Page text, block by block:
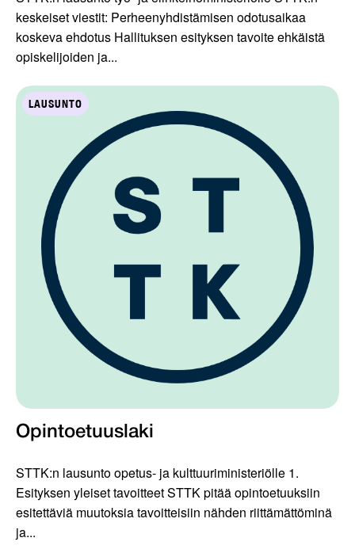
keskeiset viestit: Perheenyhdistämisen odotusaikaa
koskeva ehdotus Hallituksen esityksen tavoite ehkäistä
opiskelijoiden ja...
LAUSUNTO
Opintoetuuslaki
STTK:n lausunto opetus- ja kulttuuriministeriölle 1.
Esityksen yleiset tavoitteet STTK pitää opintoetuuksiin
esitettäviä muutoksia tavoitteisiin nähden riittämättöminä
ja...